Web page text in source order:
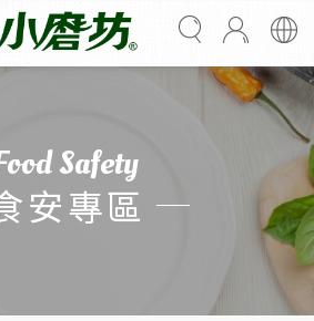
Safety
安專區